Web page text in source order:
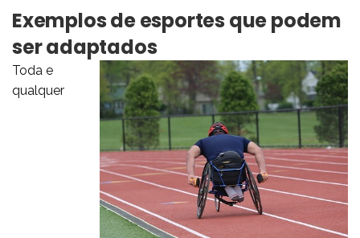
Exemplos de esportes que podem
ser adaptados
Toda e
qualquer